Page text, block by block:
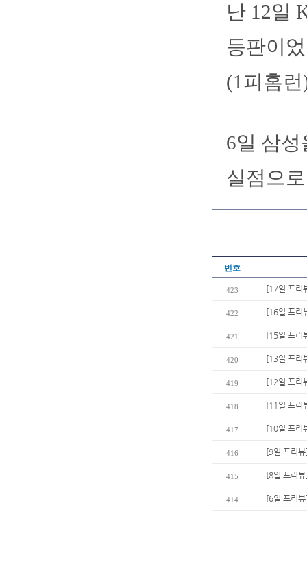
난 12일
등판이
(1피홈
6일 삼성
실점으
번호
423 [17일 프리
422 [16일 프리
421 [15일 프리
420 [13일 프리
419 [12일 프리
418 [11일 프리
417 [10일 프리
416 [9일 프리
415 [8일 프리
414 [6일 프리